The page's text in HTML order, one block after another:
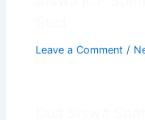
Leave a Comment /